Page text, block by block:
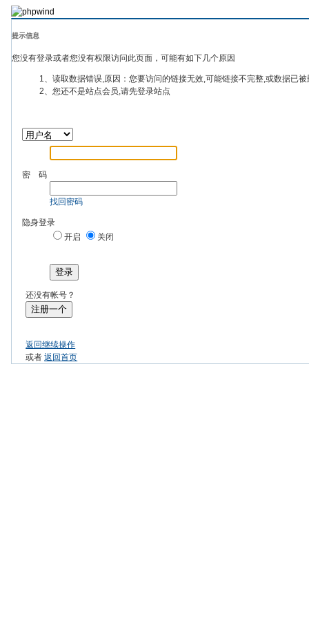
提示信息
您没有登录或者您没有权限访问此页面，可能有如下几个原因
1、读取数据错误,原因：您要访问的链接无效,可能链接不完整,或数据已
2、您还不是站点会员,请先登录站点
密 码
找回密码
隐身登录
开启
关闭
登录
还没有帐号？
注册一个
返回继续操作
或者返回首页